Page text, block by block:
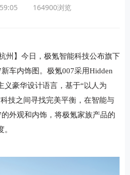
164900浏览
州】今日，极氪智能科技公布旗下
车内饰图。极氪007采用Hidden
义豪华设计语言，基于“以人为
技之间寻找完美平衡，在智能与
外观和内饰，将极氪家族产品的